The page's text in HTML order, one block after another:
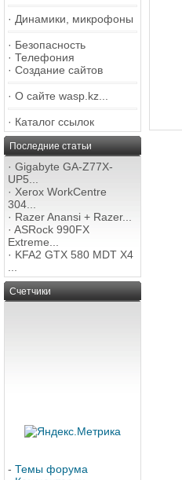
· Динамики, микрофоны
· Безопасность
· Телефония
· Создание сайтов
· О сайте wasp.kz...
· Каталог ссылок
Последние статьи
· Gigabyte GA-Z77X-
UP5...
· Xerox WorkCentre
304...
· Razer Anansi + Razer...
· ASRock 990FX
Extreme...
· KFA2 GTX 580 MDT X4
Счетчики
- Темы форума